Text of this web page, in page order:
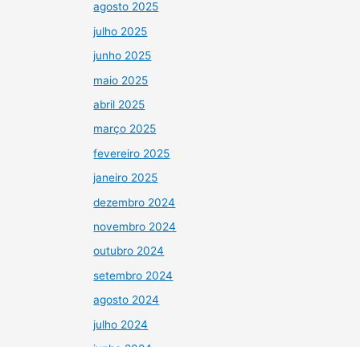
agosto 2025
julho 2025
junho 2025
maio 2025
abril 2025
março 2025
fevereiro 2025
janeiro 2025
dezembro 2024
novembro 2024
outubro 2024
setembro 2024
agosto 2024
julho 2024